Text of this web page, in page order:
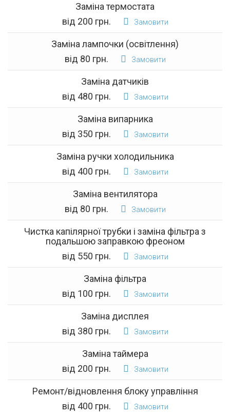
Заміна термостата
від 200 грн.
Замовити
Заміна лампочки (освітлення)
від 80 грн.
Замовити
Заміна датчиків
від 480 грн.
Замовити
Заміна випарника
від 350 грн.
Замовити
Заміна ручки холодильника
від 400 грн.
Замовити
Заміна вентилятора
від 80 грн.
Замовити
Чистка капілярної трубки і заміна фільтра з
подальшою заправкою фреоном
від 550 грн.
Замовити
Заміна фільтра
від 100 грн.
Замовити
Заміна дисплея
від 380 грн.
Замовити
Заміна таймера
від 200 грн.
Замовити
Ремонт/відновлення блоку управління
від 400 грн.
Замовити